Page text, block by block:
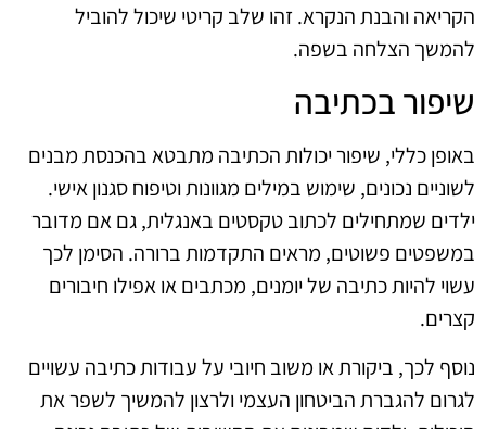
הקריאה והבנת הנקרא. זהו שלב קריטי שיכול להוביל
להמשך הצלחה בשפה.
שיפור בכתיבה
באופן כללי, שיפור יכולות הכתיבה מתבטא בהכנסת מבנים
לשוניים נכונים, שימוש במילים מגוונות וטיפוח סגנון אישי.
ילדים שמתחילים לכתוב טקסטים באנגלית, גם אם מדובר
במשפטים פשוטים, מראים התקדמות ברורה. הסימן לכך
עשוי להיות כתיבה של יומנים, מכתבים או אפילו חיבורים
קצרים.
נוסף לכך, ביקורת או משוב חיובי על עבודות כתיבה עשויים
לגרום להגברת הביטחון העצמי ולרצון להמשיך לשפר את